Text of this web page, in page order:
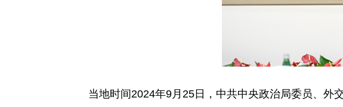
当地时间2024年9月25日，中共中央政治局委员、外